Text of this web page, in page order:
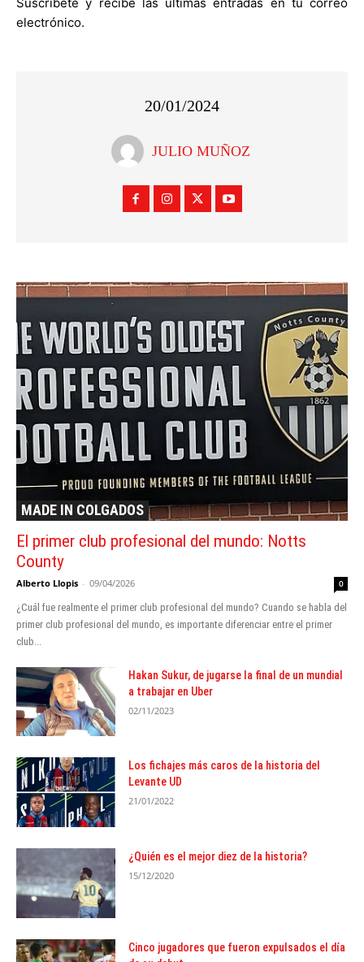
Suscríbete y recibe las últimas entradas en tu correo
electrónico.
20/01/2024
JULIO MUÑOZ
MADE IN COLGADOS
El primer club profesional del mundo: Notts
County
Alberto Llopis - 09/04/2026 0
¿Cuál fue realmente el primer club profesional del mundo? Cuando se habla del
primer club profesional del mundo, es importante diferenciar entre el primer
club...
Hakan Sukur, de jugarse la final de un mundial
a trabajar en Uber
02/11/2023
Los fichajes más caros de la historia del
Levante UD
21/01/2022
¿Quién es el mejor diez de la historia?
15/12/2020
Cinco jugadores que fueron expulsados el día